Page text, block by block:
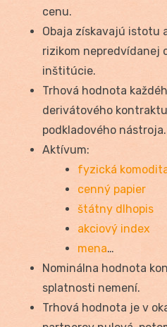
cenu.
Obaja získavajú istotu
rizikom nepredvídanej
inštitúcie.
Trhová hodnota
derivátového
podkladového nástroja.
Aktívum:
fyzická
cenný papier
štátny dlhopis
akciový index
mena…
Nominálna hodnota
splatnosti nemení.
Trhová hodnota je v